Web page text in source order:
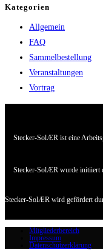
Kategorien
Allgemein
FAQ
Sammelbestellung
Veranstaltungen
Vortrag
Stecker-SolÆR ist eine
Stecker-SolÆR wurde initiiert
Stecker-SolÆR wird gefördert
Mitgliederbereich
Impressum
Datenschutzerklärung